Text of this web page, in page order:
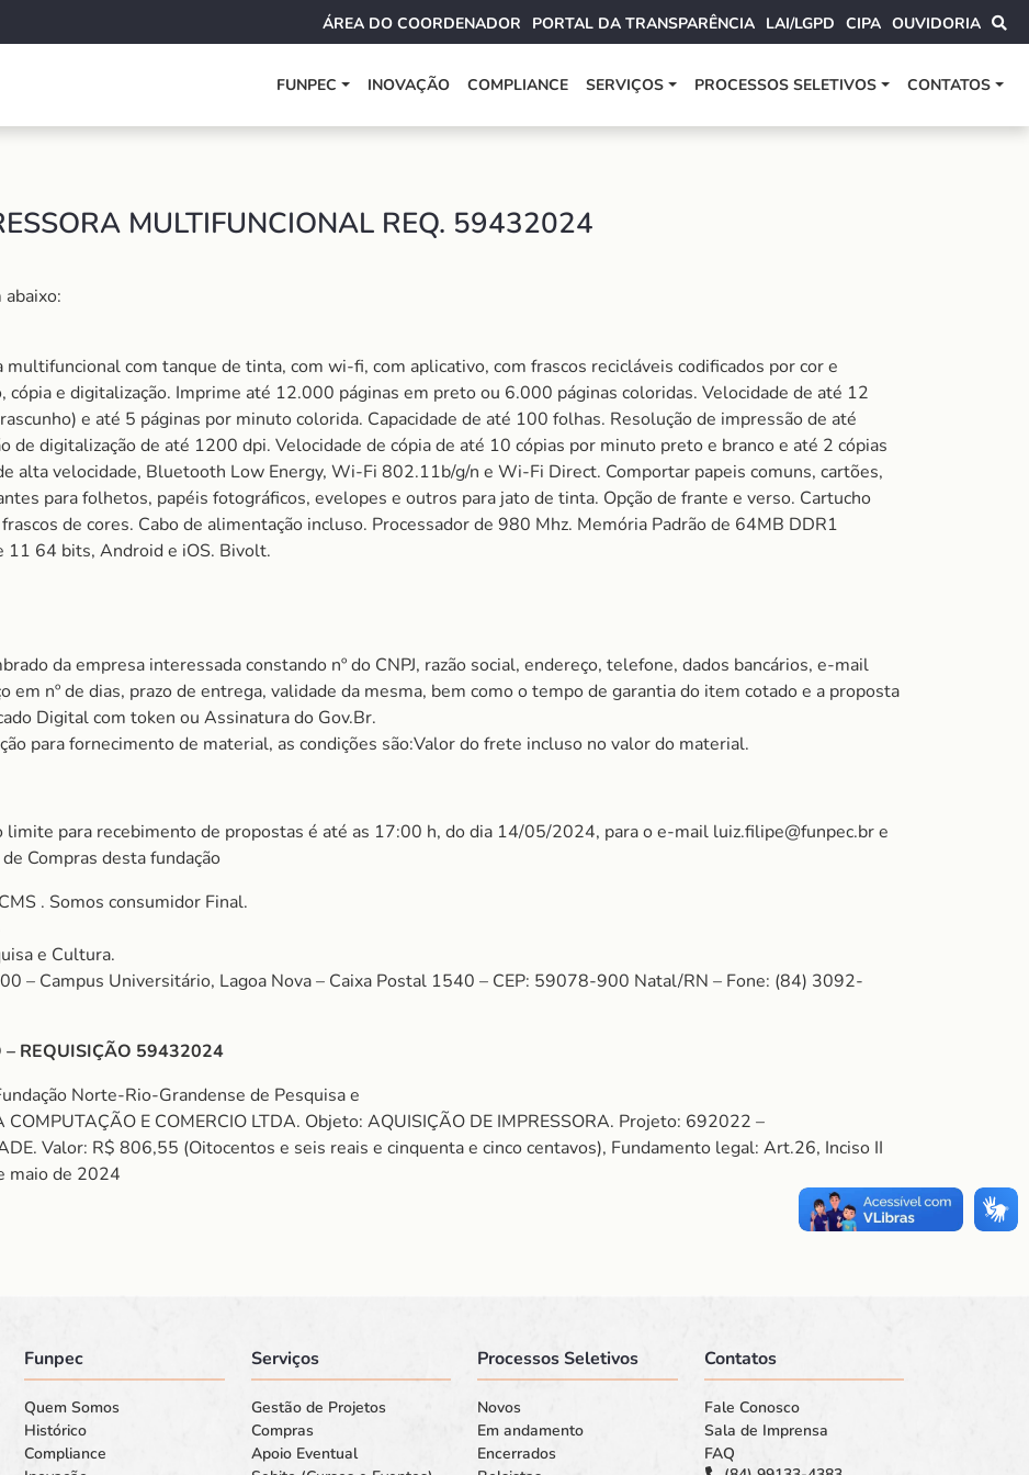
ÁREA DO COORDENADOR PORTAL DA TRANSPARÊNCIA LAI/LGPD CIPA OUVIDORIA
FUNPEC INOVAÇÃO COMPLIANCE SERVIÇOS PROCESSOS SELETIVOS CONTATOS
MULTIFUNCIONAL REQ. 59432024
com tanque de tinta, com wi-fi, com aplicativo, com frascos recicláveis codificados por cor e
cópia e digitalização. Imprime até 12.000 páginas em preto ou 6.000 páginas coloridas. Velocidade de até 12
e até 5 páginas por minuto colorida. Capacidade de até 100 folhas. Resolução de impressão de até
de digitalização de até 1200 dpi. Velocidade de cópia de até 10 cópias por minuto preto e branco e até 2 cópias
alta velocidade, Bluetooth Low Energy, Wi-Fi 802.11b/g/n e Wi-Fi Direct. Comportar papeis comuns, cartões,
para folhetos, papéis fotográficos, evelopes e outros para jato de tinta. Opção de frante e verso. Cartucho
de cores. Cabo de alimentação incluso. Processador de 980 Mhz. Memória Padrão de 64MB DDR1
11 64 bits, Android e iOS. Bivolt.
da empresa interessada constando nº do CNPJ, razão social, endereço, telefone, dados bancários, e-mail
em nº de dias, prazo de entrega, validade da mesma, bem como o tempo de garantia do item cotado e a proposta
Digital com token ou Assinatura do Gov.Br.
para fornecimento de material, as condições são:Valor do frete incluso no valor do material.
para recebimento de propostas é até as 17:00 h, do dia 14/05/2024, para o e-mail luiz.filipe@funpec.br e
Compras desta fundação
. Somos consumidor Final.
e Cultura.
– Campus Universitário, Lagoa Nova – Caixa Postal 1540 – CEP: 59078-900 Natal/RN – Fone: (84) 3092-
– REQUISIÇÃO 59432024
Norte-Rio-Grandense de Pesquisa e
E COMERCIO LTDA. Objeto: AQUISIÇÃO DE IMPRESSORA. Projeto: 692022 –
Valor: R$ 806,55 (Oitocentos e seis reais e cinquenta e cinco centavos), Fundamento legal: Art.26, Inciso II
maio de 2024
Funpec
Quem Somos
Histórico
Compliance
Serviços
Gestão de Projetos
Compras
Apoio Eventual
Processos Seletivos
Novos
Em andamento
Encerrados
Contatos
Fale Conosco
Sala de Imprensa
FAQ